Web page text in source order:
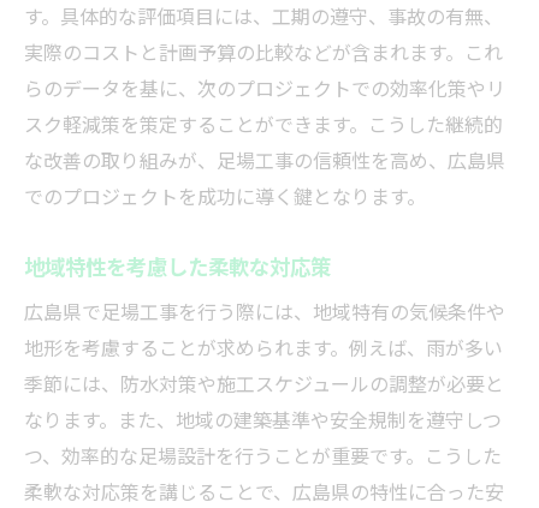
す。具体的な評価項目には、工期の遵守、事故の有無、
実際のコストと計画予算の比較などが含まれます。これ
らのデータを基に、次のプロジェクトでの効率化策やリ
スク軽減策を策定することができます。こうした継続的
な改善の取り組みが、足場工事の信頼性を高め、広島県
でのプロジェクトを成功に導く鍵となります。
地域特性を考慮した柔軟な対応策
広島県で足場工事を行う際には、地域特有の気候条件や
地形を考慮することが求められます。例えば、雨が多い
季節には、防水対策や施工スケジュールの調整が必要と
なります。また、地域の建築基準や安全規制を遵守しつ
つ、効率的な足場設計を行うことが重要です。こうした
柔軟な対応策を講じることで、広島県の特性に合った安